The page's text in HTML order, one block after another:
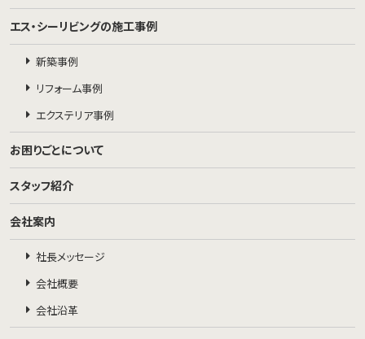
エス・シーリビングの施工事例
新築事例
リフォーム事例
エクステリア事例
お困りごとについて
スタッフ紹介
会社案内
社長メッセージ
会社概要
会社沿革